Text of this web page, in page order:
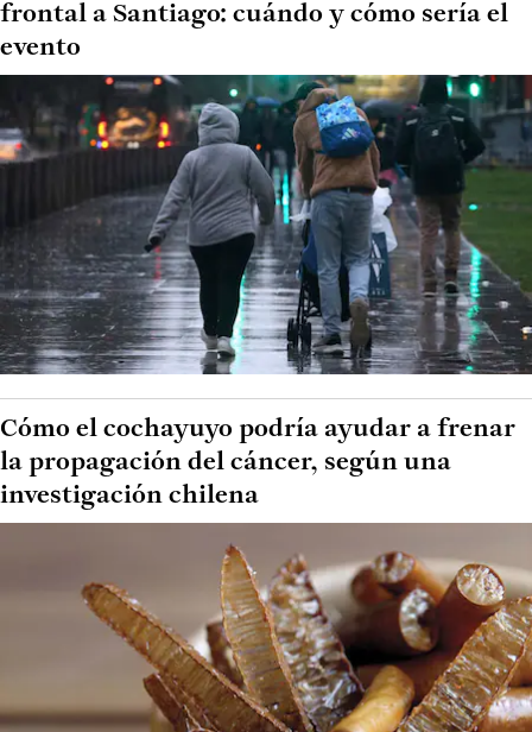
frontal a Santiago: cuándo y cómo sería el
evento
Cómo el cochayuyo podría ayudar a frenar
la propagación del cáncer, según una
investigación chilena